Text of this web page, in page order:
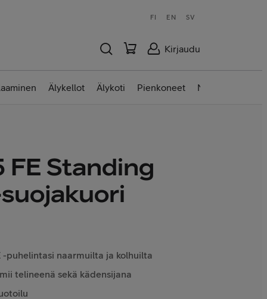
FI EN SV
Kirjaudu
Älykellot Älykoti Pienkoneet Nettilaitteet
FE Standing
-puhelintasi naarmuilta ja kolhuilta
telineenä sekä kädensijana